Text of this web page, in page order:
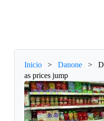
Inicio > Danone >
as prices jump